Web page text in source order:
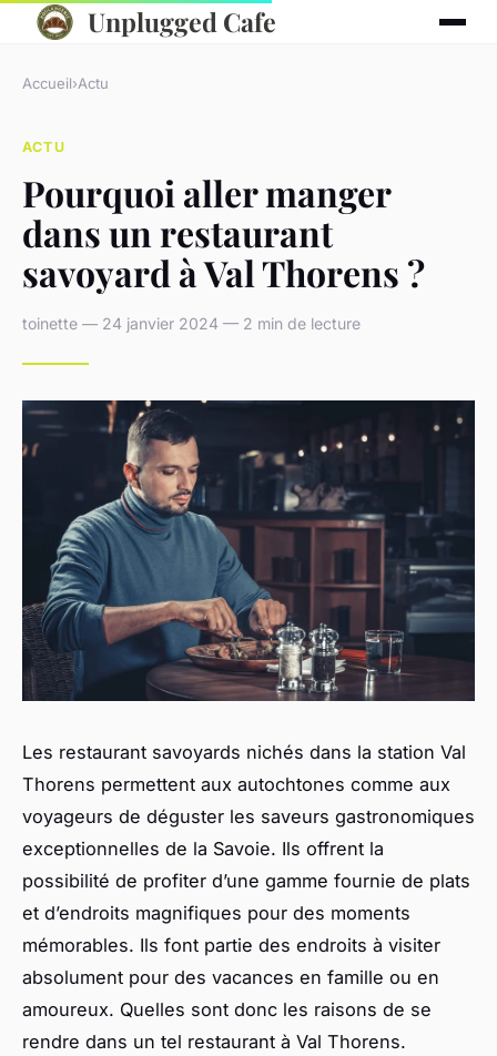
Unplugged Cafe
Accueil›Actu
ACTU
Pourquoi aller manger
dans un restaurant
savoyard à Val Thorens ?
toinette — 24 janvier 2024 — 2 min de lecture
Les restaurant savoyards nichés dans la station Val
Thorens permettent aux autochtones comme aux
voyageurs de déguster les saveurs gastronomiques
exceptionnelles de la Savoie. Ils offrent la
possibilité de profiter d’une gamme fournie de plats
et d’endroits magnifiques pour des moments
mémorables. Ils font partie des endroits à visiter
absolument pour des vacances en famille ou en
amoureux. Quelles sont donc les raisons de se
rendre dans un tel restaurant à Val Thorens.